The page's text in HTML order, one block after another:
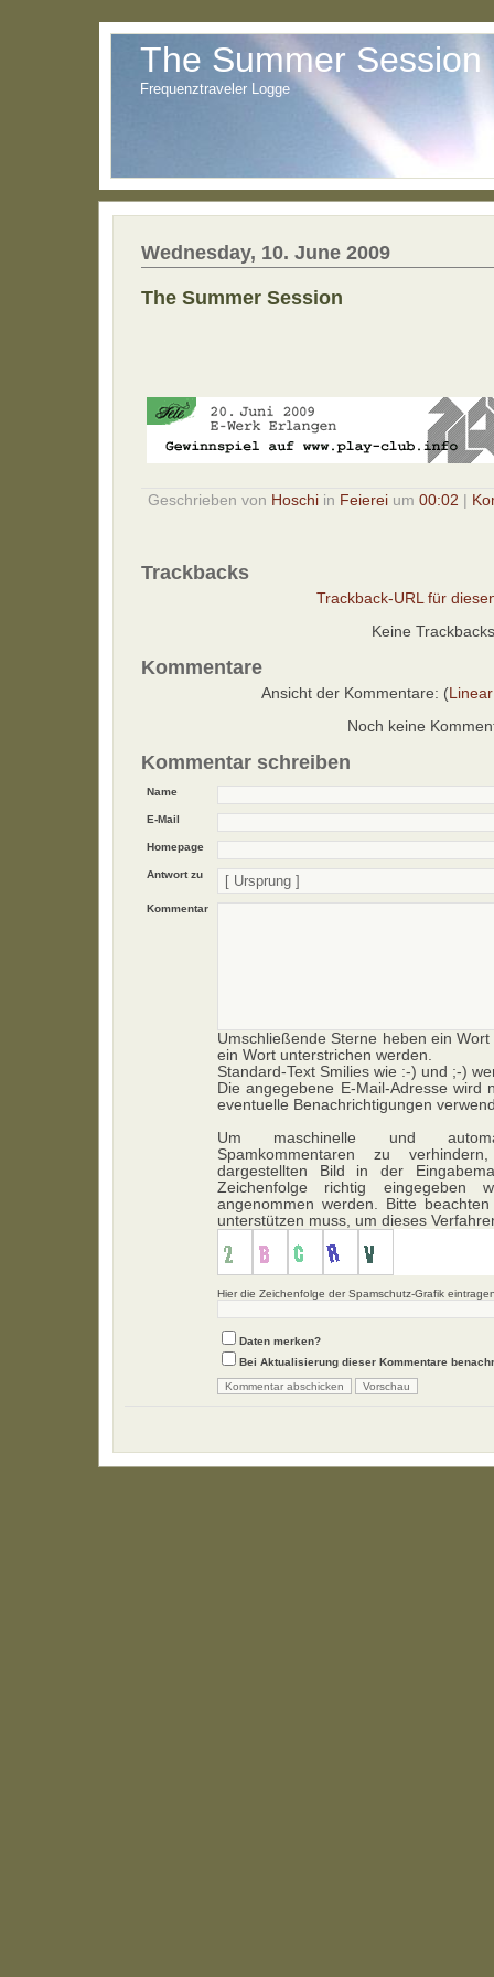
The Summer Session
Frequenztraveler Logge
Wednesday, 10. June 2009
The Summer Session
Geschrieben von Hoschiin Feiereium 00:02 |
Trackbacks
Trackback-URL für
Keine Trackbacks
Kommentare
Ansicht der Kommentare: (Linear
Noch keine
Kommentar schreiben
Name
E-Mail
Homepage
Antwort zu
Kommentar
Umschließende Sterne heben ein
ein Wort unterstrichen werden.
Standard-Text Smilies wie :-) und ;-)
Die angegebene E-Mail-Adresse wird
eventuelle Benachrichtigungen
Um maschinelle und
Spamkommentaren zu
dargestellten Bild in der
Zeichenfolge richtig eingegeben
angenommen werden. Bitte
unterstützen muss, um dieses
Hier die Zeichenfolge der Spamschutz-Grafik
Daten merken?
Bei Aktualisierung dieser Kommentare